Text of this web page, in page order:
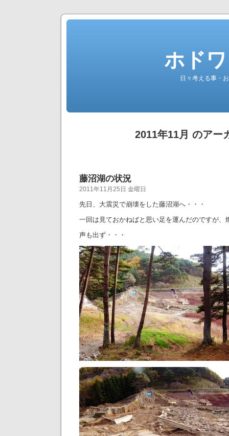
ホド
日々考える事・
2011年11月 のアー
藤沼湖の状況
2011年11月25日 金曜日
先日、大震災で崩壊をした藤沼湖へ・・・
一回は見ておかねばと思い足を運んだのですが、
声も出ず・・・